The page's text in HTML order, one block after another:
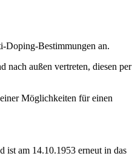
Doping-Bestimmungen an.
nach außen vertreten, diesen per
Möglichkeiten für einen
ist am 14.10.1953 erneut in das